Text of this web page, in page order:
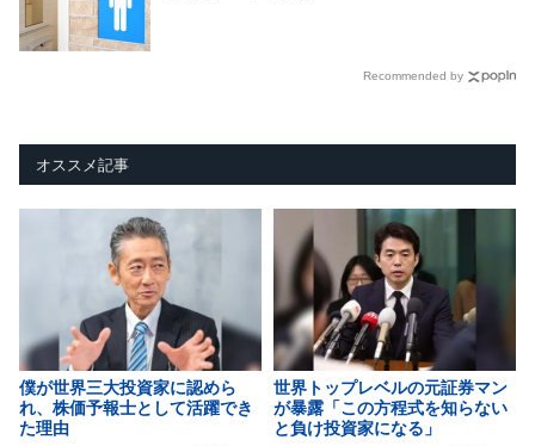
Recommended by
オススメ記事
僕が世界三大投資家に認めら
れ、株価予報士として活躍でき
た理由
世界トップレベルの元証券マン
が暴露「この方程式を知らない
と負け投資家になる」